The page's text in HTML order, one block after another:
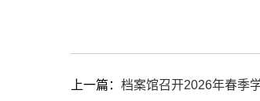
上一篇：档案馆召开2026年春季